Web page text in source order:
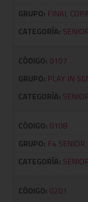
GRUPO: FINAL
CATEGORÍA:
CÓDIGO: 0107
GRUPO: PLAY IN
CATEGORÍA:
CÓDIGO: 0108
GRUPO: F4 SENIOR
CATEGORÍA:
CÓDIGO: 0201